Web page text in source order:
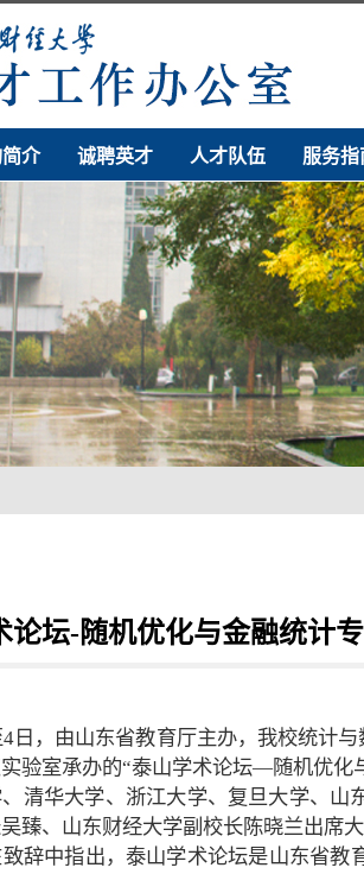
介 诚聘英才 人才队伍 服务指
论坛-随机优化与金融统计
日，由山东省教育厅主办，我校统计
验室承办的“泰山学术论坛—随机优化
清华大学、浙江大学、复旦大学、
臻、山东财经大学副校长陈晓兰出席
致辞中指出，泰山学术论坛是山东省